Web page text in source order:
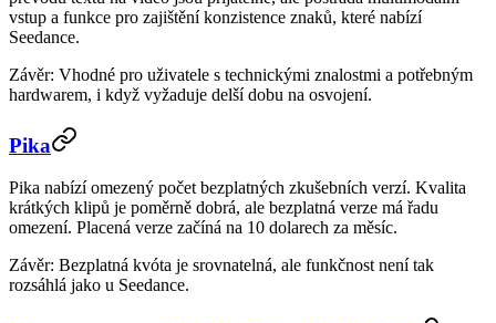
vstup a funkce pro zajištění konzistence znaků, které nabízí
Seedance.
Závěr: Vhodné pro uživatele s technickými znalostmi a potřebným
hardwarem, i když vyžaduje delší dobu na osvojení.
Pika
Pika nabízí omezený počet bezplatných zkušebních verzí. Kvalita
krátkých klipů je poměrně dobrá, ale bezplatná verze má řadu
omezení. Placená verze začíná na 10 dolarech za měsíc.
Závěr: Bezplatná kvóta je srovnatelná, ale funkčnost není tak
rozsáhlá jako u Seedance.